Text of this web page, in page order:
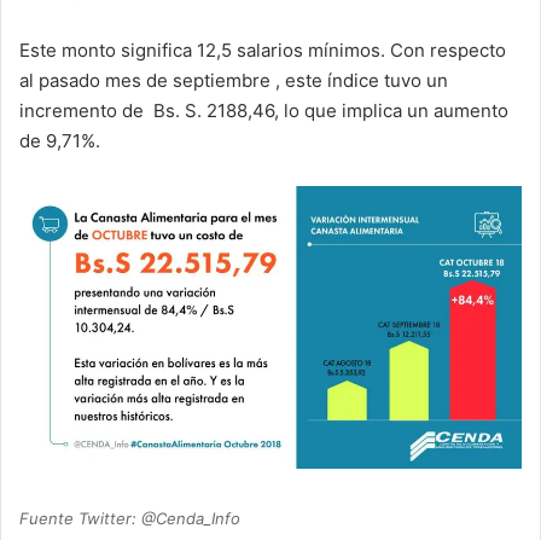
Este monto significa 12,5 salarios mínimos. Con respecto
al pasado mes de septiembre , este índice tuvo un
incremento de Bs. S. 2188,46, lo que implica un aumento
de 9,71%.
Fuente Twitter: @Cenda_Info